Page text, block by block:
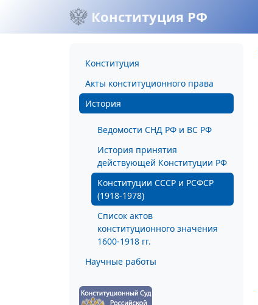
Конституция РФ
Конституция
Акты конституционного права
История
Ведомости СНД РФ и ВС РФ
История принятия
действующей Конституции РФ
Конституции СССР и РСФСР
(1918-1978)
Список актов
конституционного значения
1600-1918 гг.
Научные работы